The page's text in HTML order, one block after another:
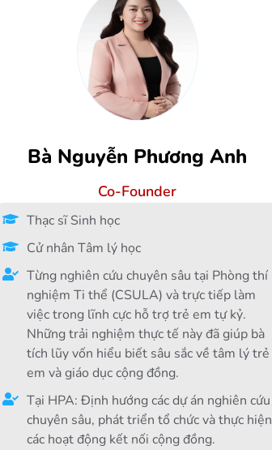
Bà Nguyễn Phương Anh
Co-Founder
Thạc sĩ Sinh học
Cử nhân Tâm lý học
Từng nghiên cứu chuyên sâu tại Phòng thí
nghiệm Ti thể (CSULA) và trực tiếp làm
việc trong lĩnh cực hỗ trợ trẻ em tự kỷ.
Những trải nghiệm thực tế này đã giúp bà
tích lũy vốn hiểu biết sâu sắc về tâm lý trẻ
em và giáo dục cộng đồng.
Tại HPA: Định hướng các dự án nghiên cứu
chuyên sâu, phát triển tổ chức và thực hiện
các hoạt động kết nối cộng đồng.